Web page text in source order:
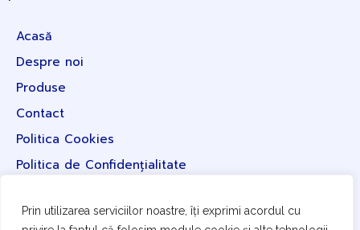
Prin utilizarea serviciilor noastre, îți exprimi acordul cu
Acasă
Despre noi
Produse
Contact
Politica Cookies
Politica de Confidențialitate